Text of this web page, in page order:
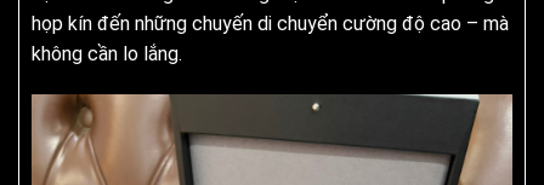
họp kín đến những chuyến di chuyển cường độ cao – mà
không cần lo lắng.